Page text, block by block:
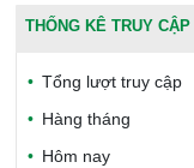
Văn
THỐNG KÊ TRUY CẬP
Tổng lượt truy cập
Hàng tháng
Hôm nay